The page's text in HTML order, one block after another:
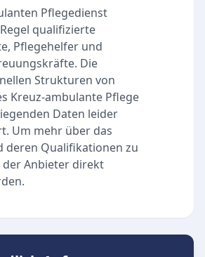
Pflegedienst
qualifizierte
Pflegehelfer und
Die
Strukturen von
Kreuz-ambulante Pflege
Daten leider
Um mehr über das
deren Qualifikationen zu
Anbieter direkt